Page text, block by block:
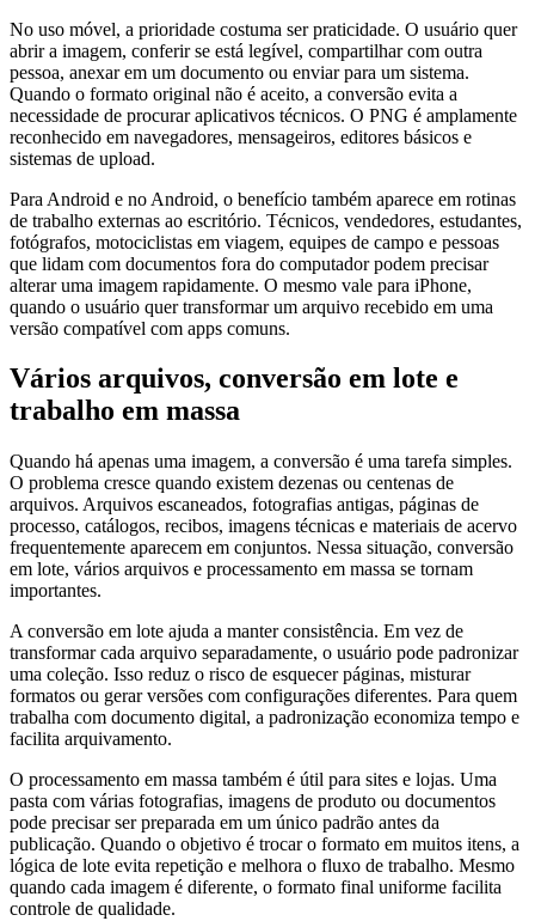
No uso móvel, a prioridade costuma ser praticidade. O usuário quer
abrir a imagem, conferir se está legível, compartilhar com outra
pessoa, anexar em um documento ou enviar para um sistema.
Quando o formato original não é aceito, a conversão evita a
necessidade de procurar aplicativos técnicos. O PNG é amplamente
reconhecido em navegadores, mensageiros, editores básicos e
sistemas de upload.
Para Android e no Android, o benefício também aparece em rotinas
de trabalho externas ao escritório. Técnicos, vendedores, estudantes,
fotógrafos, motociclistas em viagem, equipes de campo e pessoas
que lidam com documentos fora do computador podem precisar
alterar uma imagem rapidamente. O mesmo vale para iPhone,
quando o usuário quer transformar um arquivo recebido em uma
versão compatível com apps comuns.
Vários arquivos, conversão em lote e
trabalho em massa
Quando há apenas uma imagem, a conversão é uma tarefa simples.
O problema cresce quando existem dezenas ou centenas de
arquivos. Arquivos escaneados, fotografias antigas, páginas de
processo, catálogos, recibos, imagens técnicas e materiais de acervo
frequentemente aparecem em conjuntos. Nessa situação, conversão
em lote, vários arquivos e processamento em massa se tornam
importantes.
A conversão em lote ajuda a manter consistência. Em vez de
transformar cada arquivo separadamente, o usuário pode padronizar
uma coleção. Isso reduz o risco de esquecer páginas, misturar
formatos ou gerar versões com configurações diferentes. Para quem
trabalha com documento digital, a padronização economiza tempo e
facilita arquivamento.
O processamento em massa também é útil para sites e lojas. Uma
pasta com várias fotografias, imagens de produto ou documentos
pode precisar ser preparada em um único padrão antes da
publicação. Quando o objetivo é trocar o formato em muitos itens, a
lógica de lote evita repetição e melhora o fluxo de trabalho. Mesmo
quando cada imagem é diferente, o formato final uniforme facilita
controle de qualidade.